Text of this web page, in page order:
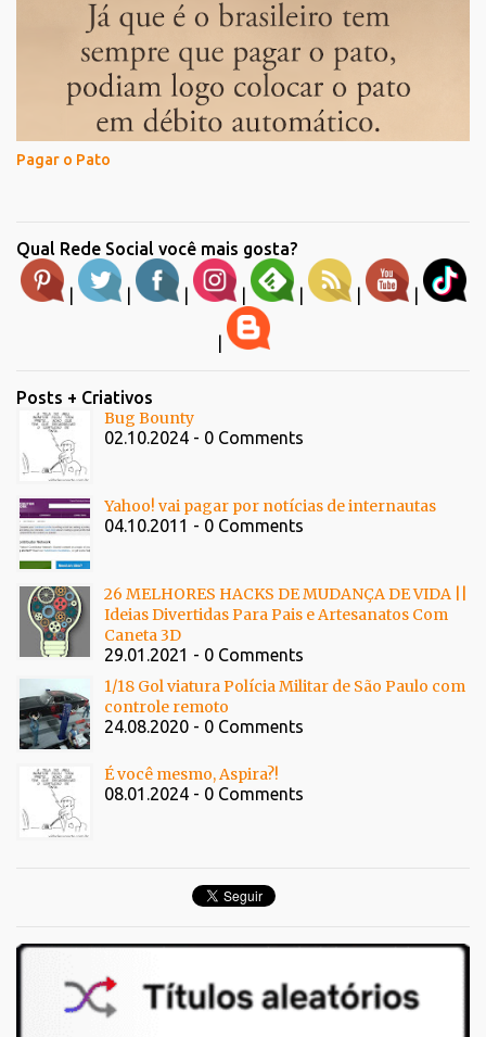
Pagar o Pato
Qual Rede Social você mais gosta?
| | | | | | |
Posts + Criativos
Bug Bounty
02.10.2024 - 0 Comments
Yahoo! vai pagar por notícias de internautas
04.10.2011 - 0 Comments
26 MELHORES HACKS DE MUDANÇA DE VIDA ||
Ideias Divertidas Para Pais e Artesanatos Com
Caneta 3D
29.01.2021 - 0 Comments
1/18 Gol viatura Polícia Militar de São Paulo com
controle remoto
24.08.2020 - 0 Comments
É você mesmo, Aspira?!
08.01.2024 - 0 Comments